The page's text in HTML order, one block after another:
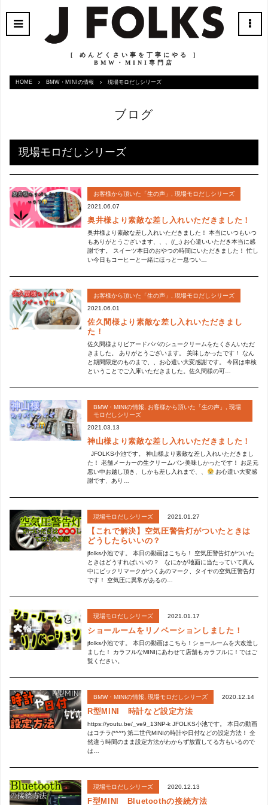
［ めんどくさい事を丁寧にやる ］
BMW・MINI専門店
HOME BMW・MINIの情報 現場モロだしシリーズ
ブログ
現場モロだしシリーズ
お客様から頂いた「生の声」
現場モロだしシリーズ
2021.06.07
奥井様より素敵な差し入れいただきました！
奥井様より素敵な差し入れいただきました！ 本当にいつもいつ
もありがとうございます、、、(/_;) お心遣いいただき本当に感
謝です。 スイーツ本日のおやつの時間にいただきました！ 忙し
い今日もコーヒーと一緒にほっと一息つい…
お客様から頂いた「生の声」
現場モロだしシリーズ
2021.06.01
佐久間様より素敵な差し入れいただきまし
た！
佐久間様よりビアードパパのシュークリームをたくさんいただ
きました。 ありがとうございます。 美味しかったです！ なん
と期間限定のものまで、、お心遣い大変感謝です。 今回は車検
ということでご入庫いただきました。佐久間様の可…
BMW・MINIの情報 お客様から頂いた「生の声」
現場
モロだしシリーズ
2021.03.13
神山様より素敵な差し入れいただきました！
JFOLKS小池です。 神山様より素敵な差し入れいただきまし
た！ 老舗メーカーの生クリームパン美味しかったです！ お足元
悪い中お越し頂き、しかも差し入れまで、、
お心遣い大変感
謝です、あり…
現場モロだしシリーズ 2021.01.27
【これで解決】空気圧警告灯がついたときは
どうしたらいいの？
jfolks小池です。 本日の動画はこちら！ 空気圧警告灯がついた
ときはどうすればいいの？ なにかが地面に当たっていて真ん
中にビックリマークがつくあのマーク、タイヤの空気圧警告灯
です！ 空気圧に異常があるの…
現場モロだしシリーズ 2021.01.17
ショールームをリノベーションしました！
jfolks小池です。 本日の動画はこちら！ショールームを大改造し
ました！ カラフルなMINIにあわせて店舗もカラフルに！ではご
覧ください。
BMW・MINIの情報 現場モロだしシリーズ 2020.12.14
R型MINI 時計など設定方法
https://youtu.be/_ve9_13NP-k JFOLKS小池です。 本日の動画
はコチラ(*^^*) 第二世代MINIの時計や日付などの設定方法！ 全
然違う時間のまま設定方法がわからず放置してる方もいるので
は…
現場モロだしシリーズ 2020.12.13
F型MINI Bluetoothの接続方法